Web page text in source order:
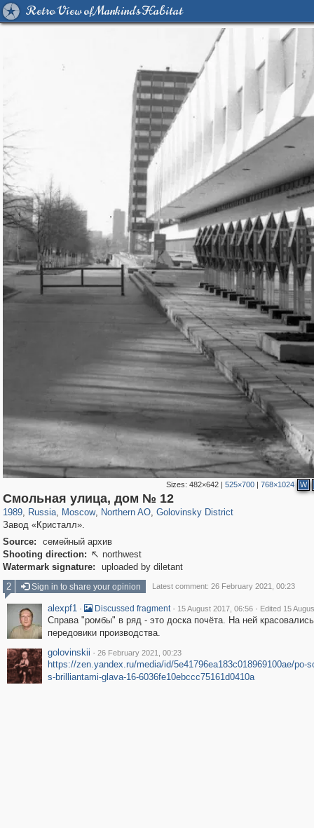
Retro View of Mankind's Habitat
Sizes:482×642 |525×700 |768×1024 W
Смольная улица, дом № 12
1989, Russia
1,407,325 29,248
, Moscow
319,882 8,286
, Northern AO
22,544 598
, Golovinsky District
1,532
Завод «Кристалл».
Source:
семейный архив
Shooting direction:  northwest
Watermark signature:
uploaded by diletant
2
Sign in to share your opinion Latest comment: 26 February 2021, 00:23
alexpf1 · Discussed fragment · 15 August 2017, 06:56 · Edited 15
Справа "ромбы" в ряд - это доска почёта. На ней красовались
передовики производства.
golovinskii · 26 February 2021, 00:23
https://zen.yandex.ru/media/id/5e41796ea183c018969100ae/po-
s-brilliantami-glava-16-6036fe10ebccc75161d0410a